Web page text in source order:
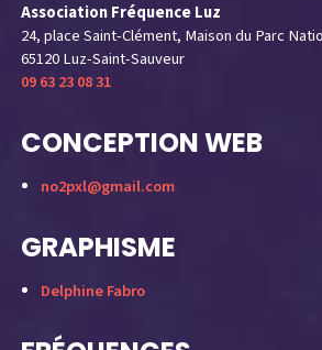
Association Fréquence Luz
24, place Saint-Clément, Maison du Parc
65120 Luz-Saint-Sauveur
09 63 23 08 31
CONCEPTION WEB
no2pxl@gmail.com
GRAPHISME
Delphine Fabro